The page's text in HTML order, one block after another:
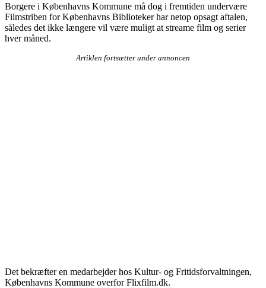
Borgere i Københavns Kommune må dog i fremtiden undervære
Filmstriben for Københavns Biblioteker har netop opsagt aftalen,
således det ikke længere vil være muligt at streame film og serier
hver måned.
Artiklen fortsætter under annoncen
Det bekræfter en medarbejder hos Kultur- og Fritidsforvaltningen,
Københavns Kommune overfor Flixfilm.dk.